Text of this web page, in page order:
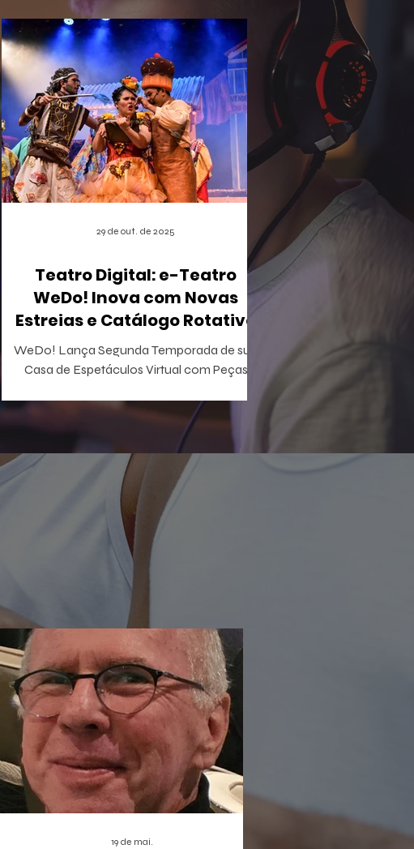
Teatro Digital: e-Teatro
WeDo! Inova com Novas
Estreias e Catálogo Rotativo
WeDo! Lança Segunda Temporada de sua
Casa de Espetáculos Virtual com Peças
A WeDo! Entretenimento acaba de apertar
o play em uma nova fase do e-Teatro
WeDo! , a primeira casa de espetáculos
virtual e gamificada do mundo. Esta nova
temporada não só reforça a proposta de
democratização da cultura digital, como
também estreia duas produções que
prometem dar o que falar: o musical infantil
A Borboleta Sem Asas e a homenagem
nortista
29 de out. de 2025
19 de mai.